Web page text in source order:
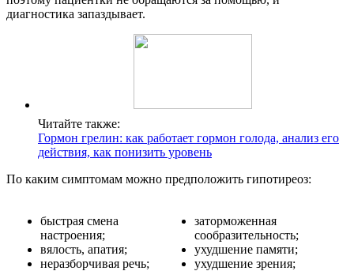
диагностика запаздывает.
Читайте также:
Гормон грелин: как работает гормон голода, анализ его
действия, как понизить уровень
По каким симптомам можно предположить гипотиреоз:
быстрая смена
настроения;
вялость, апатия;
неразборчивая речь;
заторможенная
сообразительность;
ухудшение памяти;
ухудшение зрения;